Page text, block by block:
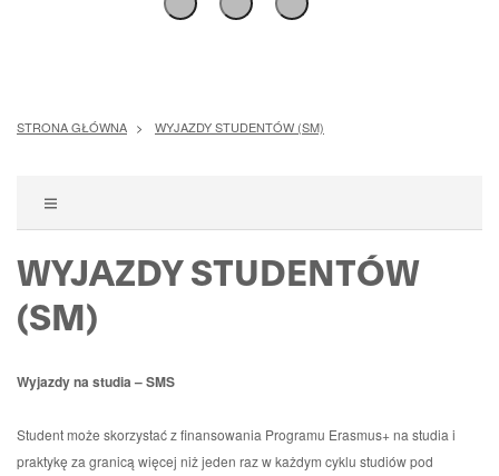
PokażPokażPokaż
STRONA GŁÓWNA WYJAZDY STUDENTÓW (SM)
POKAŻ
MENU
WYJAZDY STUDENTÓW
(SM)
Wyjazdy na studia – SMS
Student może skorzystać z finansowania Programu Erasmus+ na studia i
praktykę za granicą więcej niż jeden raz w każdym cyklu studiów pod